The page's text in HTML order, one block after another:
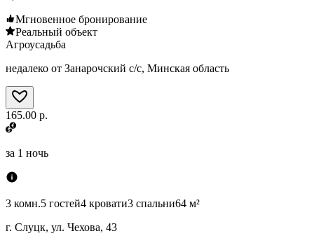
Мгновенное бронирование
Реальный объект
Агроусадьба
недалеко от Занарочский с/с, Минская область
165.00 р.
за 1 ночь
3 комн.5 гостей4 кровати3 спальни64 м²
г. Слуцк, ул. Чехова, 43